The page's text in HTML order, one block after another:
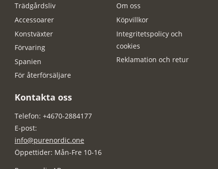
Trädgårdsliv
Accessoarer
Konstväxter
Förvaring
Spanien
För återförsäljare
Om oss
Köpvillkor
Integritetspolicy och
cookies
Reklamation och retur
Kontakta oss
Telefon: +4670-2884177
E-post:
info@purenordic.one
Öppettider: Mån-Fre 10-16